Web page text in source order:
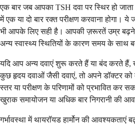
एक बार जब आपका TSH दवा पर स्थिर हो
में एक या दो बार रक्त परीक्षण करवाना होगा।
भी आपके लिए सही है। आपकी ज़रूरतें उम्र बढ़ने,
अन्य स्वास्थ्य स्थितियों के कारण समय के साथ
यदि आप अन्य दवाएं शुरू करते हैं या बंद करते हैं,
कुछ हृदय दवाओं जैसी दवाएं, तो अपने डॉक्टर को
स्तर या परीक्षण के परिणामों को प्रभावित
खुराक समायोजन या अधिक बार निगरानी की
गर्भावस्था में थायरॉयड हार्मोन की